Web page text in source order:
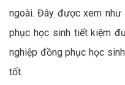
ngoài. Đây được xem như
phục học sinh tiết kiệm
nghiệp đồng phục học
tốt.